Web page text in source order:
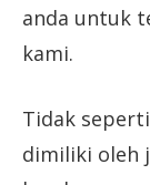
anda untuk
kami.
Tidak
dimiliki oleh